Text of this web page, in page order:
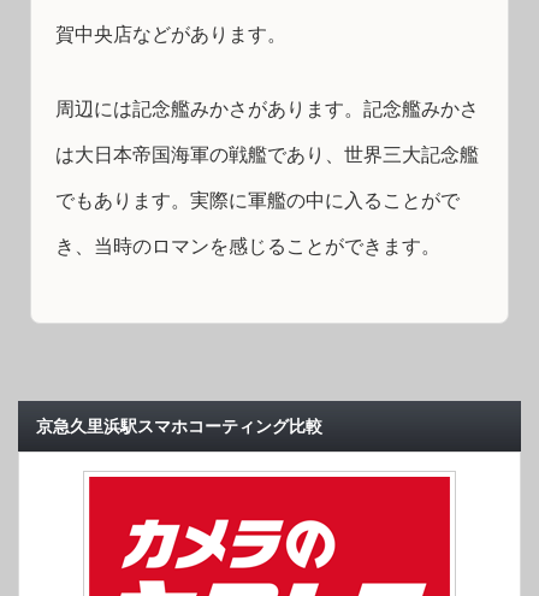
賀中央店などがあります。
周辺には記念艦みかさがあります。記念艦みかさ
は大日本帝国海軍の戦艦であり、世界三大記念艦
でもあります。実際に軍艦の中に入ることがで
き、当時のロマンを感じることができます。
京急久里浜駅スマホコーティング比較